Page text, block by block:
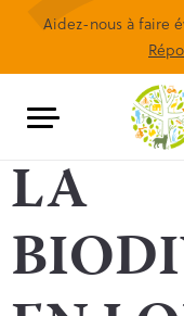
Aidez-nous à faire
LA